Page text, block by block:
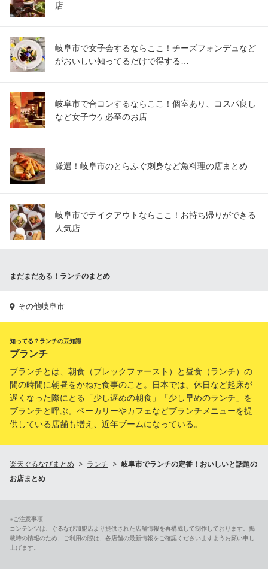
飛騨牛(焼きしゃぶ用)
ランチメニューをもっと見る
もつ鍋・九州料理
ＪＲ岐阜駅 車9分
岐阜県岐阜市松ヶ枝町4-5
店
岐阜市で女子会するならここ！チーズフォンデュなど
がおいしい知ってるだけで得する…
岐阜市で合コンするならここ！個室あり、コスパ良し
など女子ウケ必至のお店
厳選！岐阜市のとらふぐ刺身など魚料理の店まとめ
岐阜市でテイクアウトならここ！お持ち帰りができる
人気店
まだまだある！ランチのまとめ
その他岐阜市
知ってる？ランチの豆知識
ブランチ
ブランチとは、朝食（ブレックファースト）と昼食（ランチ）の
間の時間に朝昼をかねた食事のこと。日本では、休日など起床が
遅くなった際にとる「少し遅めの朝食」「少し早めのランチ」を
ブランチと呼ぶ。ベーカリーやカフェなどブランチメニューを提
供している店舗も増え、近年ブームになっている。
楽天ぐるなびまとめ ランチ
岐阜市でランチの定番！おいしいと話題の
お店まとめ
※ご注意事項
コンテンツは、ぐるなび加盟店より提供された店舗情報を再構成して制作しております。掲
載時の情報のため、ご利用の際は、各店舗の最新情報をご確認くださいますようお願い申し
上げます。